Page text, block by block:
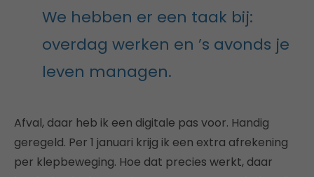
We hebben er een taak bij:
overdag werken en ’s avonds je
leven managen.
Afval, daar heb ik een digitale pas voor. Handig
geregeld. Per 1 januari krijg ik een extra afrekening
per klepbeweging. Hoe dat precies werkt, daar